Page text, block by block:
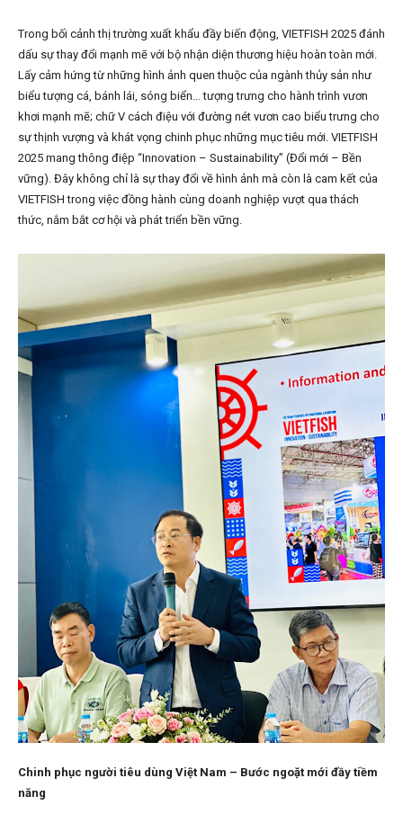
Trong bối cảnh thị trường xuất khẩu đầy biến động, VIETFISH 2025 đánh
dấu sự thay đổi mạnh mẽ với bộ nhận diện thương hiệu hoàn toàn mới.
Lấy cảm hứng từ những hình ảnh quen thuộc của ngành thủy sản như
biểu tượng cá, bánh lái, sóng biển… tượng trưng cho hành trình vươn
khơi mạnh mẽ; chữ V cách điệu với đường nét vươn cao biểu trưng cho
sự thịnh vượng và khát vọng chinh phục những mục tiêu mới. VIETFISH
2025 mang thông điệp “Innovation – Sustainability” (Đổi mới – Bền
vững). Đây không chỉ là sự thay đổi về hình ảnh mà còn là cam kết của
VIETFISH trong việc đồng hành cùng doanh nghiệp vượt qua thách
thức, nắm bắt cơ hội và phát triển bền vững.
Chinh phục người tiêu dùng Việt Nam – Bước ngoặt mới đầy tiềm
năng